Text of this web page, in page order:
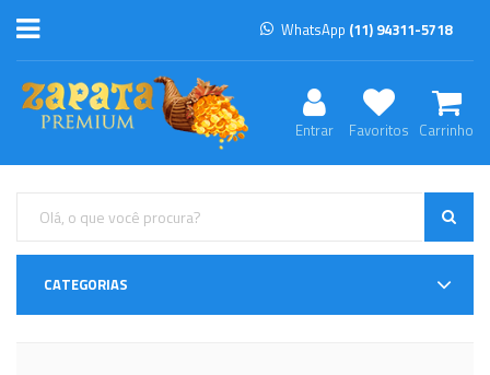
WhatsApp (11) 94311-5718
Entrar Favoritos Carrinho
CATEGORIAS